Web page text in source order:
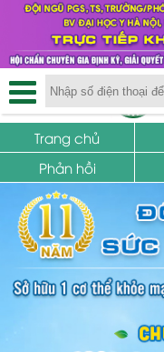
Trang chủ
Phản hồi